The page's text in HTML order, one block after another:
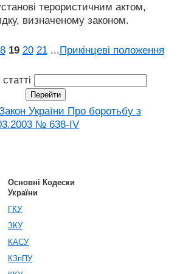
терористичним актом,
визначеному законом.
19 20 21 ...Прикінцеві положення
України Про боротьбу з
№ 638-IV
Основні Кодески
України
ГКУ
ЗКУ
КАСУ
КЗпПУ